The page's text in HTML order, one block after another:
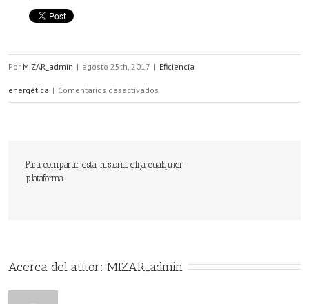
Por MIZAR_admin | agosto 25th, 2017 | Eficiencia
energética | Comentarios desactivados
energético
Para compartir esta historia, elija cualquier
plataforma
Acerca del autor: MIZAR_admin